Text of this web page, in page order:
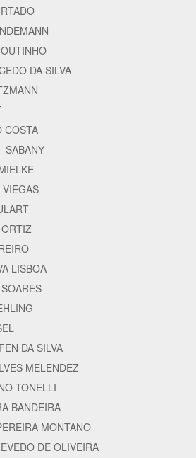
DA SILVA
COSTA
SABANY
LISBOA
DA SILVA
MELENDEZ
TONELLI
BANDEIRA
MONTANO
DE OLIVEIRA